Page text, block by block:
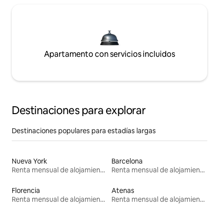
Apartamento con servicios incluidos
Destinaciones para explorar
Destinaciones populares para estadías largas
Nueva York
Renta mensual de alojamientos
Barcelona
Renta mensual de alojamientos
Florencia
Renta mensual de alojamientos
Atenas
Renta mensual de alojamientos